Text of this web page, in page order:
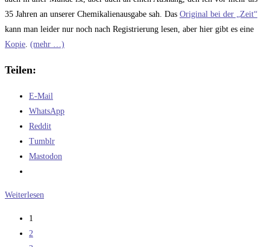
35 Jahren an unserer Chemikalienausgabe sah. Das Original bei der „Zeit“
kann man leider nur noch nach Registrierung lesen, aber hier gibt es eine
Kopie. (mehr …)
Teilen:
E-Mail
WhatsApp
Reddit
Tumblr
Mastodon
Weiterlesen
1
2